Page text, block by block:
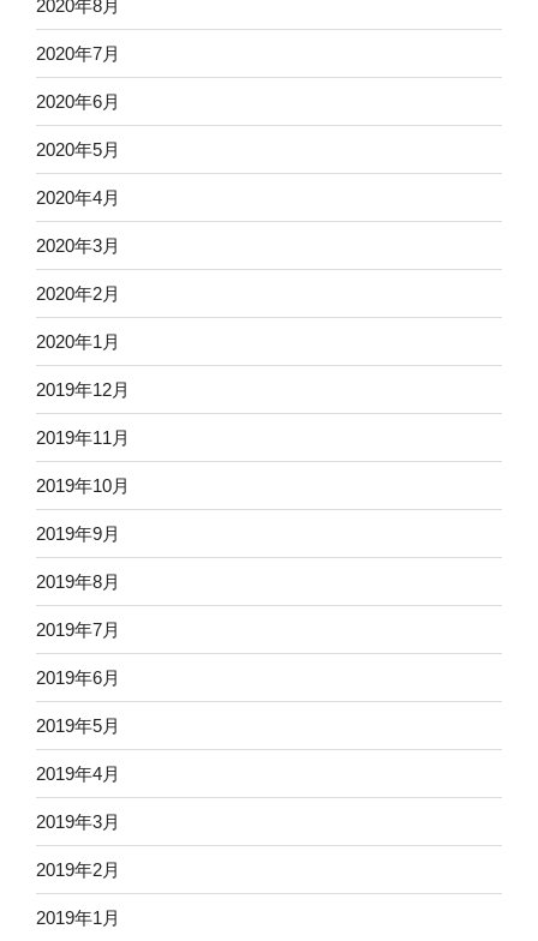
2020年8月
2020年7月
2020年6月
2020年5月
2020年4月
2020年3月
2020年2月
2020年1月
2019年12月
2019年11月
2019年10月
2019年9月
2019年8月
2019年7月
2019年6月
2019年5月
2019年4月
2019年3月
2019年2月
2019年1月